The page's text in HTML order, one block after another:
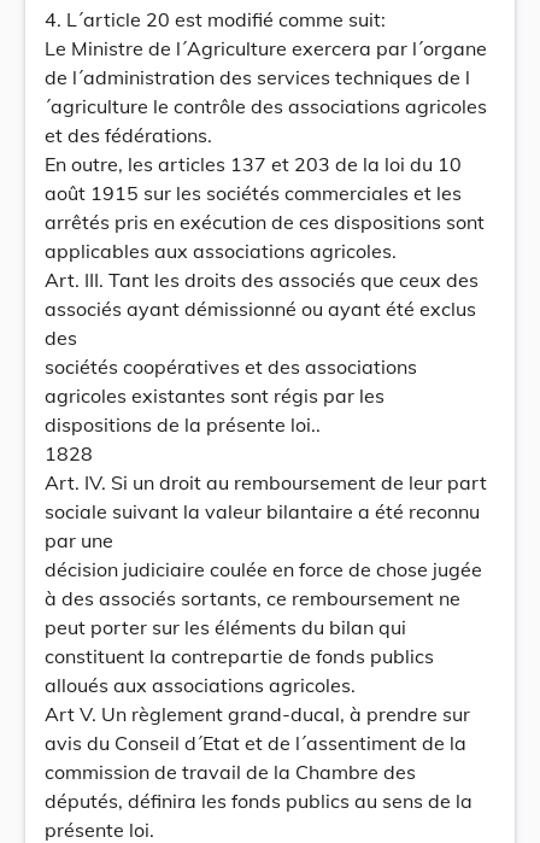
4. L´article 20 est modifié comme suit:
Le Ministre de l´Agriculture exercera par l´organe
de l´administration des services techniques de l
´agriculture le contrôle des associations agricoles
et des fédérations.
En outre, les articles 137 et 203 de la loi du 10
août 1915 sur les sociétés commerciales et les
arrêtés pris en exécution de ces dispositions sont
applicables aux associations agricoles.
Art. III. Tant les droits des associés que ceux des
associés ayant démissionné ou ayant été exclus
des
sociétés coopératives et des associations
agricoles existantes sont régis par les
dispositions de la présente loi..
1828
Art. IV. Si un droit au remboursement de leur part
sociale suivant la valeur bilantaire a été reconnu
par une
décision judiciaire coulée en force de chose jugée
à des associés sortants, ce remboursement ne
peut porter sur les éléments du bilan qui
constituent la contrepartie de fonds publics
alloués aux associations agricoles.
Art V. Un règlement grand-ducal, à prendre sur
avis du Conseil d´Etat et de l´assentiment de la
commission de travail de la Chambre des
députés, définira les fonds publics au sens de la
présente loi.